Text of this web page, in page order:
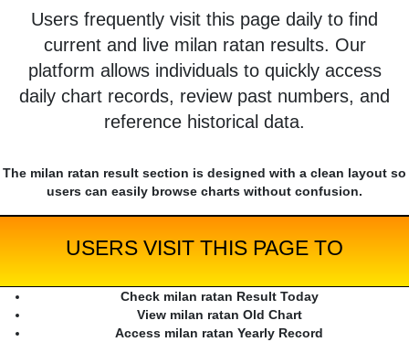
Users frequently visit this page daily to find
current and live milan ratan results. Our
platform allows individuals to quickly access
daily chart records, review past numbers, and
reference historical data.
The milan ratan result section is designed with a clean layout so
users can easily browse charts without confusion.
USERS VISIT THIS PAGE TO
Check milan ratan Result Today
View milan ratan Old Chart
Access milan ratan Yearly Record